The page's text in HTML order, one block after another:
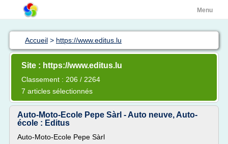
Menu
Accueil > https://www.editus.lu
Site : https://www.editus.lu
Classement : 206 / 2264
7 articles sélectionnés
Auto-Moto-Ecole Pepe Sàrl - Auto neuve, Auto-
école : Editus
Auto-Moto-Ecole Pepe Sàrl